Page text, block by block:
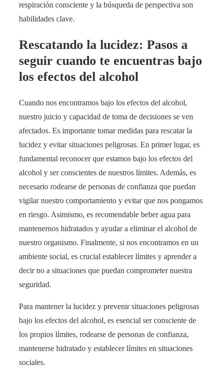
respiración consciente y la búsqueda de perspectiva son
habilidades clave.
Rescatando la lucidez: Pasos a
seguir cuando te encuentras bajo
los efectos del alcohol
Cuando nos encontramos bajo los efectos del alcohol,
nuestro juicio y capacidad de toma de decisiones se ven
afectados. Es importante tomar medidas para rescatar la
lucidez y evitar situaciones peligrosas. En primer lugar, es
fundamental reconocer que estamos bajo los efectos del
alcohol y ser conscientes de nuestros límites. Además, es
necesario rodearse de personas de confianza que puedan
vigilar nuestro comportamiento y evitar que nos pongamos
en riesgo. Asimismo, es recomendable beber agua para
mantenernos hidratados y ayudar a eliminar el alcohol de
nuestro organismo. Finalmente, si nos encontramos en un
ambiente social, es crucial establecer límites y aprender a
decir no a situaciones que puedan comprometer nuestra
seguridad.
Para mantener la lucidez y prevenir situaciones peligrosas
bajo los efectos del alcohol, es esencial ser consciente de
los propios límites, rodearse de personas de confianza,
mantenerse hidratado y establecer límites en situaciones
sociales.